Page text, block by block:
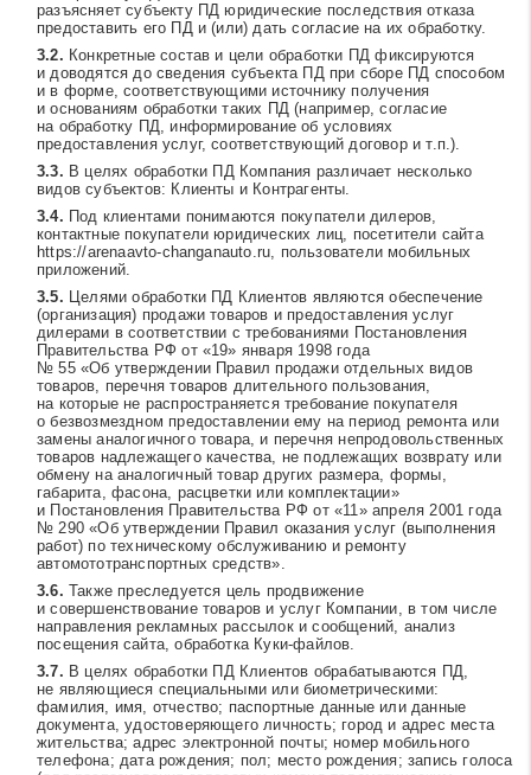
разъясняет субъекту ПД юридические последствия отказа
предоставить его ПД и (или) дать согласие на их обработку.
Конкретные состав и цели обработки ПД фиксируются
и доводятся до сведения субъекта ПД при сборе ПД способом
и в форме, соответствующими источнику получения
и основаниям обработки таких ПД (например, согласие
на обработку ПД, информирование об условиях
предоставления услуг, соответствующий договор и т.п.).
В целях обработки ПД Компания различает несколько
видов субъектов: Клиенты и Контрагенты.
Под клиентами понимаются покупатели дилеров,
контактные покупатели юридических лиц, посетители сайта
https://arenaavto-changanauto.ru, пользователи мобильных
приложений.
Целями обработки ПД Клиентов являются обеспечение
(организация) продажи товаров и предоставления услуг
дилерами в соответствии с требованиями Постановления
Правительства РФ от «19» января 1998 года
№ 55 «Об утверждении Правил продажи отдельных видов
товаров, перечня товаров длительного пользования,
на которые не распространяется требование покупателя
о безвозмездном предоставлении ему на период ремонта или
замены аналогичного товара, и перечня непродовольственных
товаров надлежащего качества, не подлежащих возврату или
обмену на аналогичный товар других размера, формы,
габарита, фасона, расцветки или комплектации»
и Постановления Правительства РФ от «11» апреля 2001 года
№ 290 «Об утверждении Правил оказания услуг (выполнения
работ) по техническому обслуживанию и ремонту
автомототранспортных средств».
Также преследуется цель продвижение
и совершенствование товаров и услуг Компании, в том числе
направления рекламных рассылок и сообщений, анализ
посещения сайта, обработка Куки-файлов.
В целях обработки ПД Клиентов обрабатываются ПД,
не являющиеся специальными или биометрическими:
фамилия, имя, отчество; паспортные данные или данные
документа, удостоверяющего личность; город и адрес места
жительства; адрес электронной почты; номер мобильного
телефона; дата рождения; пол; место рождения; запись голоса